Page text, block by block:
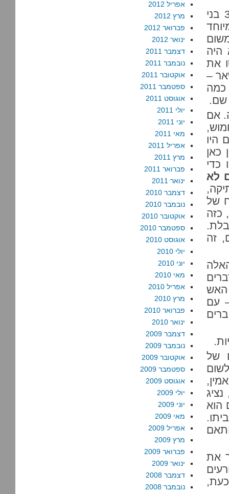
בבורייג’ היו בשנת 2005, על פי נתוני ויקיפדיה, 34,951 בני
היה
את
–
כמה
שם.
אם
היו
כאן
כדי
לא
של
כזה
זה
האלה
האש
עם
של
הוא
את
אפריל 2012
מרץ 2012
פברואר 2012
ינואר 2012
דצמבר 2011
נובמבר 2011
אוקטובר 2011
ספטמבר 2011
אוגוסט 2011
יולי 2011
יוני 2011
מאי 2011
אפריל 2011
מרץ 2011
פברואר 2011
ינואר 2011
דצמבר 2010
נובמבר 2010
אוקטובר 2010
ספטמבר 2010
אוגוסט 2010
יולי 2010
יוני 2010
מאי 2010
אפריל 2010
מרץ 2010
פברואר 2010
ינואר 2010
דצמבר 2009
נובמבר 2009
אוקטובר 2009
ספטמבר 2009
אוגוסט 2009
יולי 2009
יוני 2009
מאי 2009
אפריל 2009
מרץ 2009
פברואר 2009
ינואר 2009
דצמבר 2008
נובמבר 2008